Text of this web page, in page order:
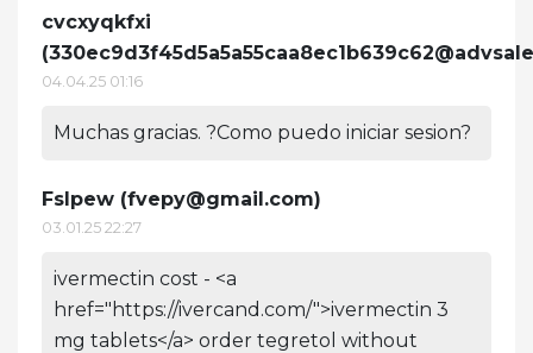
cvcxyqkfxi
(
04.04.25 01:16
Muchas gracias. ?Como puedo iniciar sesion?
Fslpew (fvepy@gmail.com)
03.01.25 22:27
ivermectin cost - <a
href="https://ivercand.com/">ivermectin 3
mg tablets</a> order tegretol without